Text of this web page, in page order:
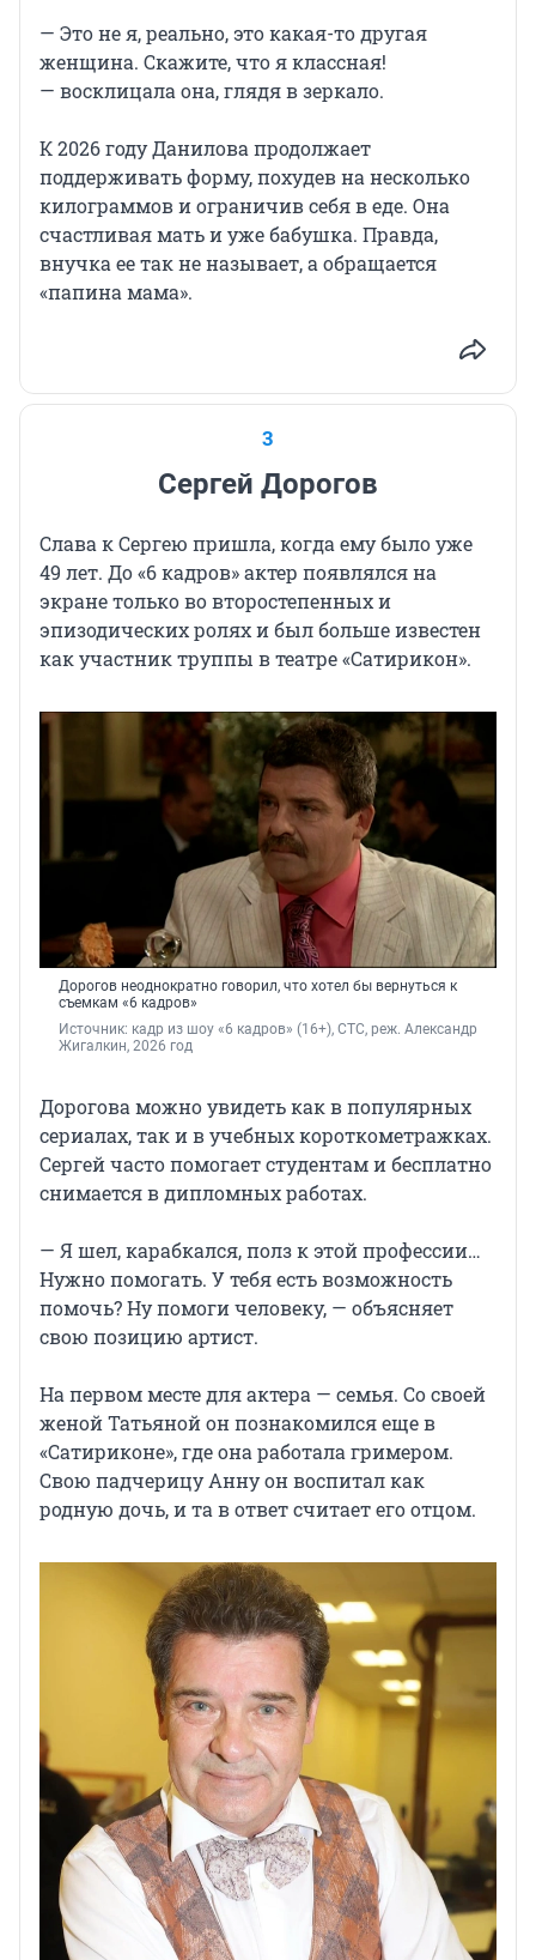
— Это не я, реально, это какая-то другая
женщина. Скажите, что я классная!
— восклицала она, глядя в зеркало.
К 2026 году Данилова продолжает
поддерживать форму, похудев на несколько
килограммов и ограничив себя в еде. Она
счастливая мать и уже бабушка. Правда,
внучка ее так не называет, а обращается
«папина мама».
3
Сергей Дорогов
Слава к Сергею пришла, когда ему было уже
49 лет. До «6 кадров» актер появлялся на
экране только во второстепенных и
эпизодических ролях и был больше известен
как участник труппы в театре «Сатирикон».
Дорогов неоднократно говорил, что хотел бы вернуться к
съемкам «6 кадров»
Источник: кадр из шоу «6 кадров» (16+), СТС, реж. Александр
Жигалкин, 2026 год
Дорогова можно увидеть как в популярных
сериалах, так и в учебных короткометражках.
Сергей часто помогает студентам и бесплатно
снимается в дипломных работах.
— Я шел, карабкался, полз к этой профессии…
Нужно помогать. У тебя есть возможность
помочь? Ну помоги человеку, — объясняет
свою позицию артист.
На первом месте для актера — семья. Со своей
женой Татьяной он познакомился еще в
«Сатириконе», где она работала гримером.
Свою падчерицу Анну он воспитал как
родную дочь, и та в ответ считает его отцом.